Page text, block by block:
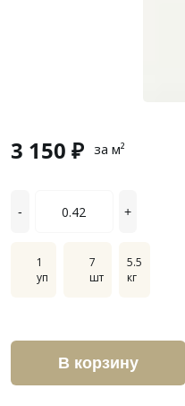
3 150 ₽ за м²
- +
1
уп
7
шт
5.5
кг
В корзину